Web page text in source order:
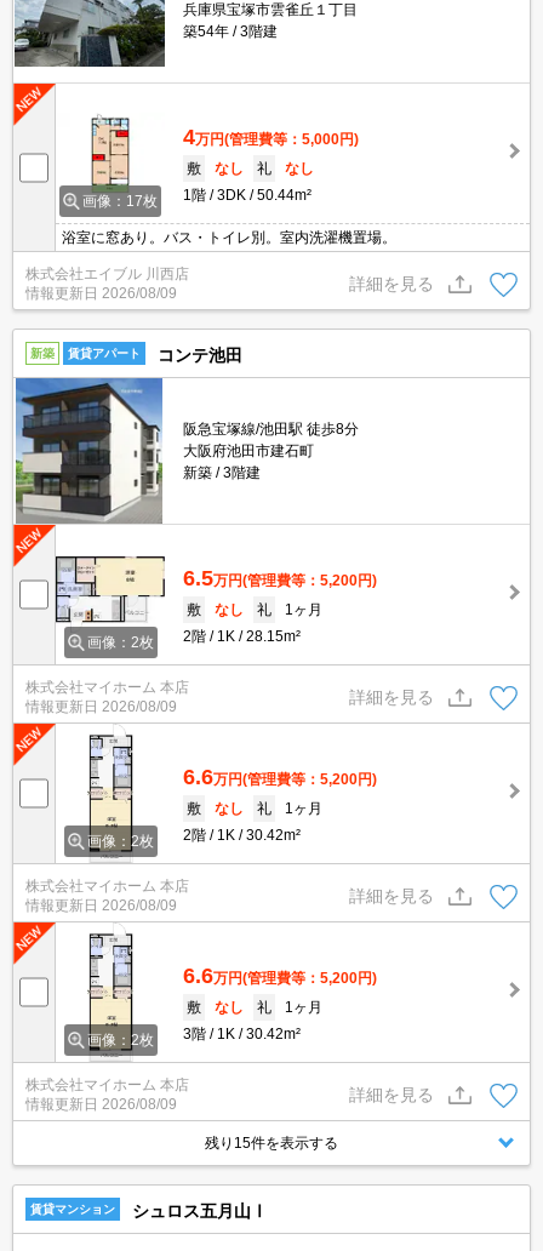
兵庫県宝塚市雲雀丘１丁目
築54年
3階建
画像：17枚
4万円(管理費等：5,000円)
敷
なし 礼
なし
1階
3DK 50.44m²
浴室に窓あり。バス・トイレ別。室内洗濯機置場。
株式会社エイブル 川西店
情報更新日 2026/08/09
詳細を見る
新築 賃貸アパート コンテ池田
阪急宝塚線/池田駅 徒歩8分
大阪府池田市建石町
新築
3階建
画像：2枚
6.5万円(管理費等：5,200円)
敷
なし 礼
1ヶ月
2階
1K 28.15m²
株式会社マイホーム 本店
情報更新日 2026/08/09
詳細を見る
画像：2枚
6.6万円(管理費等：5,200円)
敷
なし 礼
1ヶ月
2階
1K 30.42m²
株式会社マイホーム 本店
情報更新日 2026/08/09
詳細を見る
画像：2枚
6.6万円(管理費等：5,200円)
敷
なし 礼
1ヶ月
3階
1K 30.42m²
株式会社マイホーム 本店
情報更新日 2026/08/09
詳細を見る
残り15件を表示する
賃貸マンション シュロス五月山Ⅰ